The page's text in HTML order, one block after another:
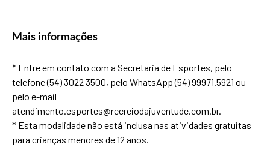
Mais informações
* Entre em contato com a Secretaria de Esportes, pelo
telefone (54) 3022 3500, pelo WhatsApp (54) 99971.5921 ou
pelo e-mail
atendimento.esportes@recreiodajuventude.com.br.
* Esta modalidade não está inclusa nas atividades gratuitas
para crianças menores de 12 anos.